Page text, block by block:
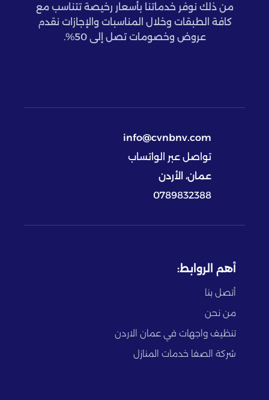
من ذلك نوفر خدماتنا بأسعار رخيصة تتناسب مع
كافة الطبقات وخلال المناسبات والإجازات نقدم
عروض وخصومات تصل إلى 50%.
info@cvnbnv.com
تواصل عبر الواتساب
عمان، الأردن
0789832388
أهم الروابط:
أتصل بنا
من نحن
تنظيف واجهات في عمان الاردن
شركة الصفا خدمات المنازل